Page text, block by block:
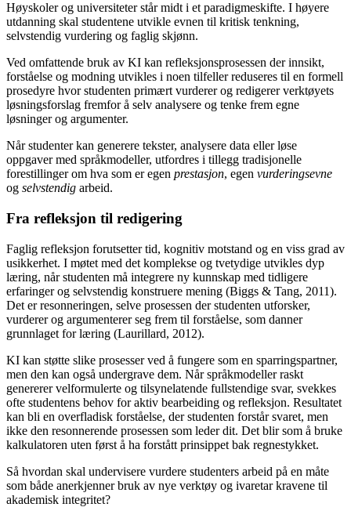
Høyskoler og universiteter står midt i et paradigmeskifte. I høyere
utdanning skal studentene utvikle evnen til kritisk tenkning,
selvstendig vurdering og faglig skjønn.
Ved omfattende bruk av KI kan refleksjonsprosessen der innsikt,
forståelse og modning utvikles i noen tilfeller reduseres til en formell
prosedyre hvor studenten primært vurderer og redigerer verktøyets
løsningsforslag fremfor å selv analysere og tenke frem egne
løsninger og argumenter.
Når studenter kan generere tekster, analysere data eller løse
oppgaver med språkmodeller, utfordres i tillegg tradisjonelle
forestillinger om hva som er egen prestasjon, egen vurderingsevne
og selvstendig arbeid.
Fra refleksjon til redigering
Faglig refleksjon forutsetter tid, kognitiv motstand og en viss grad av
usikkerhet. I møtet med det komplekse og tvetydige utvikles dyp
læring, når studenten må integrere ny kunnskap med tidligere
erfaringer og selvstendig konstruere mening (Biggs & Tang, 2011).
Det er resonneringen, selve prosessen der studenten utforsker,
vurderer og argumenterer seg frem til forståelse, som danner
grunnlaget for læring (Laurillard, 2012).
KI kan støtte slike prosesser ved å fungere som en sparringspartner,
men den kan også undergrave dem. Når språkmodeller raskt
genererer velformulerte og tilsynelatende fullstendige svar, svekkes
ofte studentens behov for aktiv bearbeiding og refleksjon. Resultatet
kan bli en overfladisk forståelse, der studenten forstår svaret, men
ikke den resonnerende prosessen som leder dit. Det blir som å bruke
kalkulatoren uten først å ha forstått prinsippet bak regnestykket.
Så hvordan skal undervisere vurdere studenters arbeid på en måte
som både anerkjenner bruk av nye verktøy og ivaretar kravene til
akademisk integritet?